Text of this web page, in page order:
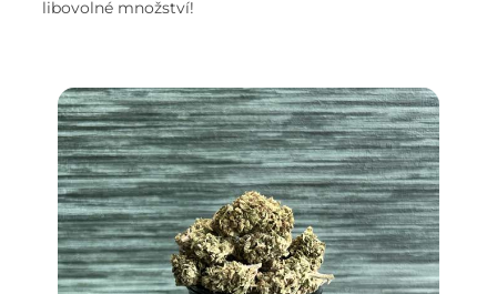
libovolné množství!